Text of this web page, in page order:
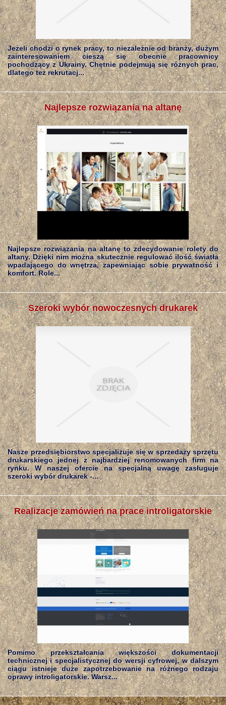
Jeżeli chodzi o rynek pracy, to niezależnie od branży, dużym
zainteresowaniem cieszą się obecnie pracownicy
pochodzący z Ukrainy. Chętnie podejmują się różnych prac,
dlatego też rekrutacj...
Najlepsze rozwiązania na altanę
Najlepsze rozwiązania na altanę to zdecydowanie rolety do
altany. Dzięki nim można skutecznie regulować ilość światła
wpadającego do wnętrza, zapewniając sobie prywatność i
komfort. Role...
Szeroki wybór nowoczesnych drukarek
Nasze przedsiębiorstwo specjalizuje się w sprzedaży sprzętu
drukarskiego jednej z najbardziej renomowanych firm na
rynku. W naszej ofercie na specjalną uwagę zasługuje
szeroki wybór drukarek -...
Realizacje zamówień na prace introligatorskie
Pomimo przekształcania większości dokumentacji
technicznej i specjalistycznej do wersji cyfrowej, w dalszym
ciągu istnieje duże zapotrzebowanie na różnego rodzaju
oprawy introligatorskie. Warsz...